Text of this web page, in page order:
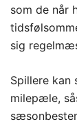
som de når
sig
Spillere kan
milepæle,